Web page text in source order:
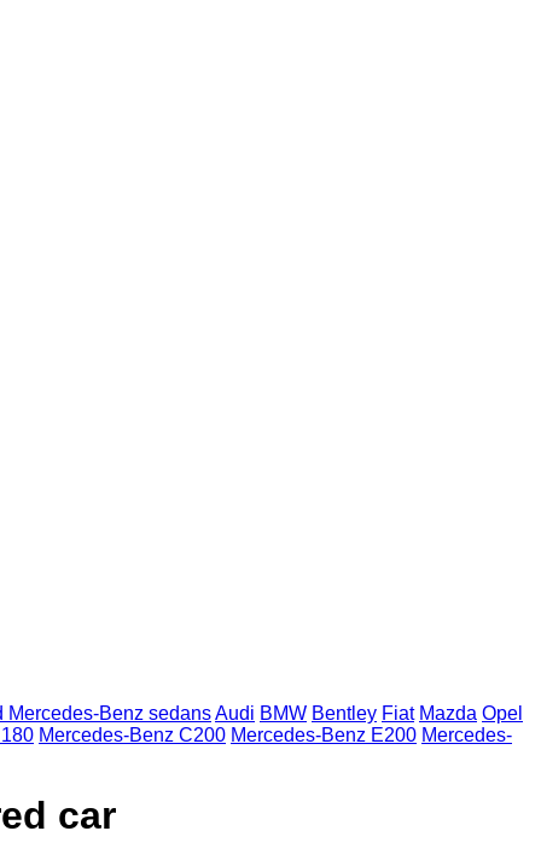
Mercedes-Benz sedansAudi BMW Bentley Fiat Mazda Opel
Mercedes-Benz C200 Mercedes-Benz E200 Mercedes-
car